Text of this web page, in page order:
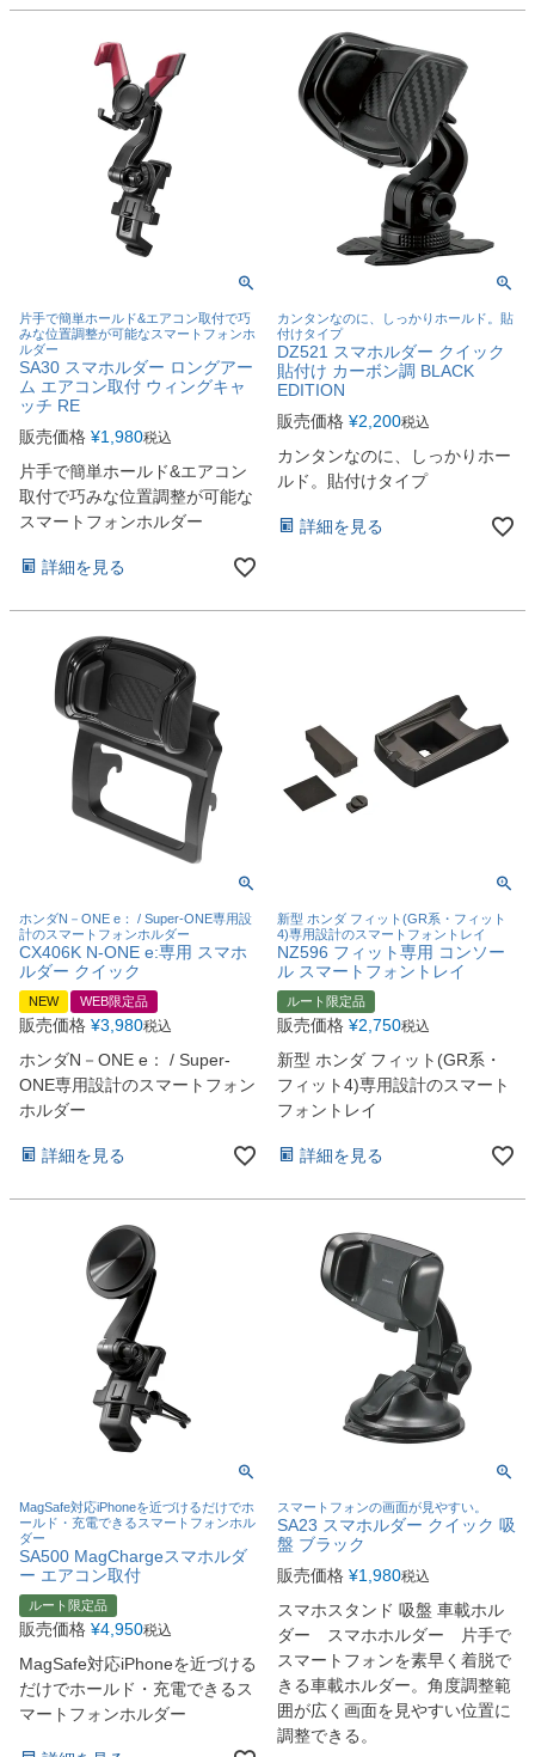
片手で簡単ホールド&エアコン取付で巧
みな位置調整が可能なスマートフォンホ
ルダー
SA30 スマホルダー ロングアー
ム エアコン取付 ウィングキャ
ッチ RE
販売価格 ¥1,980税込
片手で簡単ホールド&エアコン
取付で巧みな位置調整が可能な
スマートフォンホルダー
詳細を見る
カンタンなのに、しっかりホールド。貼
付けタイプ
DZ521 スマホルダー クイック
貼付け カーボン調 BLACK
EDITION
販売価格 ¥2,200税込
カンタンなのに、しっかりホー
ルド。貼付けタイプ
詳細を見る
ホンダN－ONE e： / Super-ONE専用設
計のスマートフォンホルダー
CX406K N-ONE e:専用 スマホ
ルダー クイック
NEW WEB限定品
販売価格 ¥3,980税込
ホンダN－ONE e： / Super-
ONE専用設計のスマートフォン
ホルダー
詳細を見る
新型 ホンダ フィット(GR系・フィット
4)専用設計のスマートフォントレイ
NZ596 フィット専用 コンソー
ル スマートフォントレイ
ルート限定品
販売価格 ¥2,750税込
新型 ホンダ フィット(GR系・
フィット4)専用設計のスマート
フォントレイ
詳細を見る
MagSafe対応iPhoneを近づけるだけでホ
ールド・充電できるスマートフォンホル
ダー
SA500 MagChargeスマホルダ
ー エアコン取付
ルート限定品
販売価格 ¥4,950税込
MagSafe対応iPhoneを近づける
だけでホールド・充電できるス
マートフォンホルダー
スマートフォンの画面が見やすい。
SA23 スマホルダー クイック 吸
盤 ブラック
販売価格 ¥1,980税込
スマホスタンド 吸盤 車載ホル
ダー スマホホルダー 片手で
スマートフォンを素早く着脱で
きる車載ホルダー。角度調整範
囲が広く画面を見やすい位置に
調整できる。